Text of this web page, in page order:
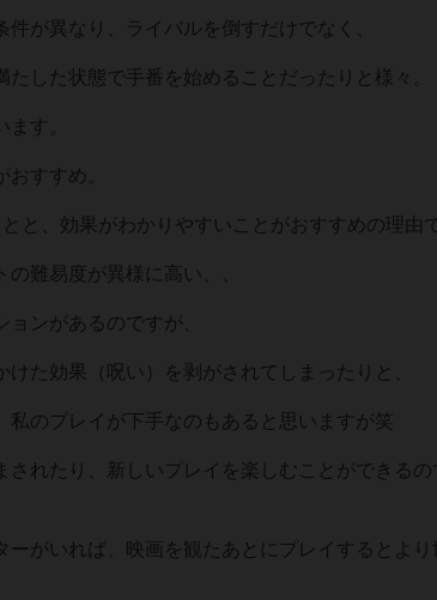
が異なり、ライバルを倒すだけでなく、
した状態で手番を始めることだったりと様々。
す。
すすめ。
と、効果がわかりやすいことがおすすめの理由
難易度が異様に高い、、
ンがあるのですが、
た効果（呪い）を剥がされてしまったりと、
のプレイが下手なのもあると思いますが笑
れたり、新しいプレイを楽しむことができるの
がいれば、映画を観たあとにプレイするとより